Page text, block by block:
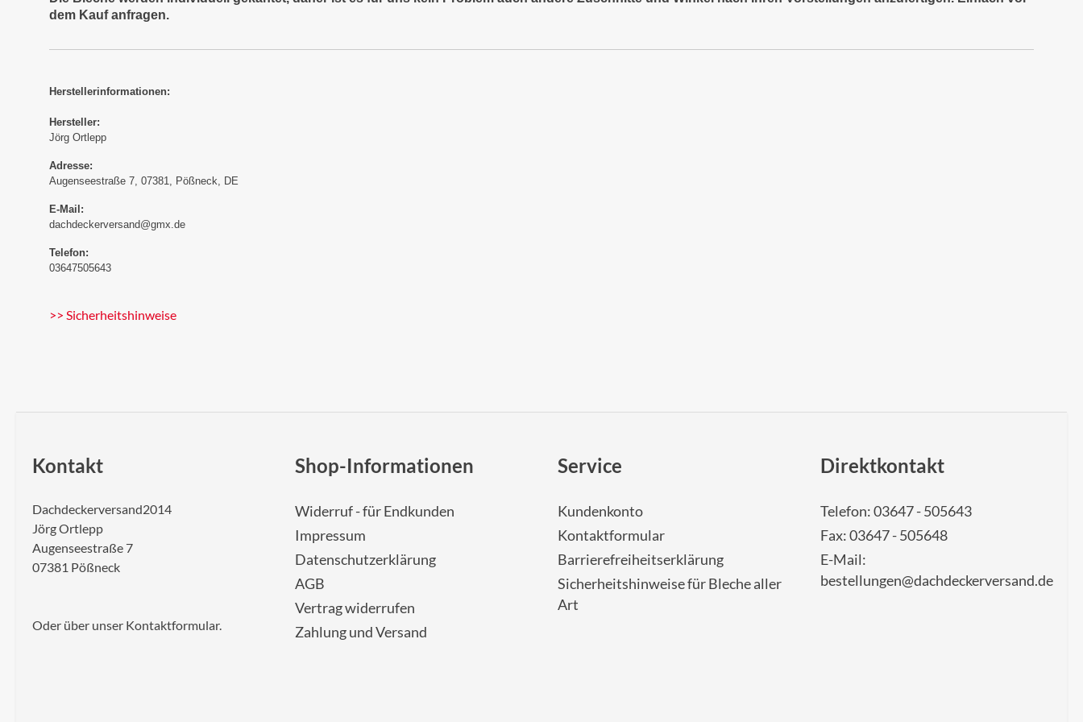
dem Kauf anfragen.
Herstellerinformationen:
Hersteller:
Jörg Ortlepp
Adresse:
Augenseestraße 7, 07381, Pößneck, DE
E-Mail:
dachdeckerversand@gmx.de
Telefon:
03647505643
>> Sicherheitshinweise
Kontakt
Dachdeckerversand2014
Jörg Ortlepp
Augenseestraße 7
07381 Pößneck
Oder über unser Kontaktformular.
Shop-Informationen
Widerruf - für Endkunden
Impressum
Datenschutzerklärung
AGB
Vertrag widerrufen
Zahlung und Versand
Service
Kundenkonto
Kontaktformular
Barrierefreiheitserklärung
Sicherheitshinweise für Bleche aller
Art
Direktkontakt
Telefon: 03647 - 505643
Fax: 03647 - 505648
E-Mail:
bestellungen@dachdeckerversand.de